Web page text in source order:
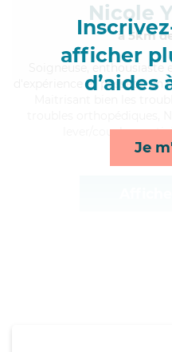
afficher
d’aides
Je
Nicole
à 5km
, enthousiaste
d'expérience et possède
lever/coucher,